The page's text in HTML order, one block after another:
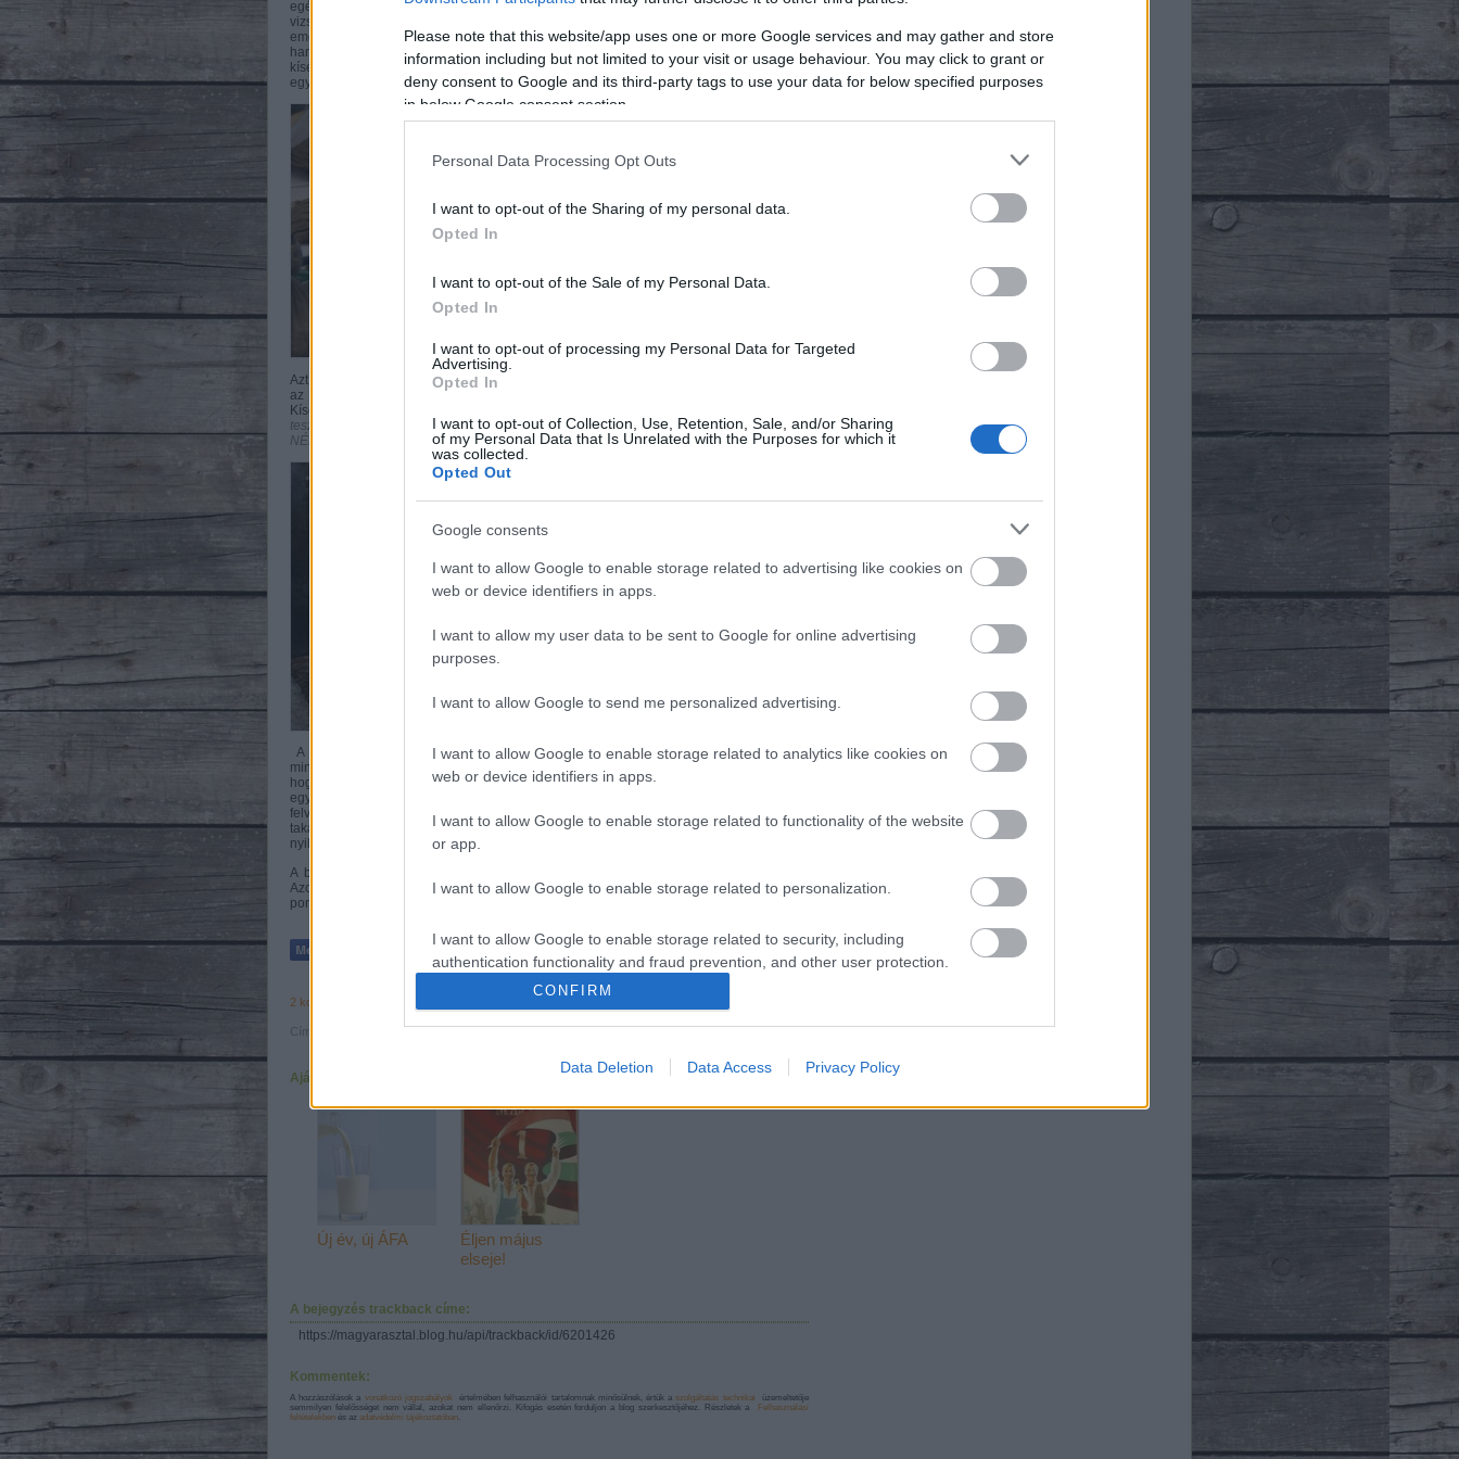
Please note that this website/app uses one or more Google services and may gather and store
information including but not limited to your visit or usage behaviour. You may click to grant or
deny consent to Google and its third-party tags to use your data for below specified purposes
in below Google consent section.
Personal Data Processing Opt Outs
I want to opt-out of the Sharing of my personal data.
Opted In
I want to opt-out of the Sale of my Personal Data.
Opted In
I want to opt-out of processing my Personal Data for Targeted
Advertising.
Opted In
I want to opt-out of Collection, Use, Retention, Sale, and/or Sharing
of my Personal Data that Is Unrelated with the Purposes for which it
was collected.
Opted Out
Google consents
I want to allow Google to enable storage related to advertising like cookies on
web or device identifiers in apps.
I want to allow my user data to be sent to Google for online advertising
purposes.
I want to allow Google to send me personalized advertising.
I want to allow Google to enable storage related to analytics like cookies on
web or device identifiers in apps.
I want to allow Google to enable storage related to functionality of the website
or app.
I want to allow Google to enable storage related to personalization.
I want to allow Google to enable storage related to security, including
authentication functionality and fraud prevention, and other user protection.
CONFIRM
Data Deletion Data Access Privacy Policy
egészsége is megóvható. Éppen ezért volt szükség a bendőfisztulázásra, amely során
vizsgálhatóvá vált a behelyezett takarmány bontása. (A bendő esetén nem beszélhetünk
emésztésről, mivel itt nem az állat saját enzimjei végzik a tápanyagok degradációját,
hanem az ott élő mikroorganizmusok.) Ezt, a teafilterhez hasonló szerkezettel végzett
kísérletet hívja a tudományos szaknyelvin saccomódszernek. Egy ilyen kísérlet során
egyszerre több "zacskót" lógatnak be a bendőfolyadékba, hiszen egy mérés nem mérés.
Azt is érdemes tudni, hogy fisztulázásra csak akkor kerülhet sor, ha arra engedélyt ad ki
az ebben illetékes hivatal. Efféle kísérleteket egyébként hazánkban a Herceghalmi
Kísérleti Gazdaságban végeznek, a fenti képeket is ott készítettem.
teszem rá a fotókra, mert találkoztam már saját, a blogomról letöltött fényképemmel a
NÉBiH egy prezentációjában.)
A kísérlet szempontjából etalon termelési szintű állatokra van szükség, mivel nem
mindegy, hogy az adott jószág milyen korú, illetve tejelő állatoknál fontos még az is,
hogy laktációjuknak mely szakaszában vannak, hiszen a bendőtartalom is különböző az
egyes periódusokban. Ha például egy olyan készítményt kívánnak tesztelni, amely a
felvett takarmány emészthetőségét kívánja növelni, mivel az ellés utáni alacsony
takarmányfelvétellel kialakuló energiahiány kockázatát akarják csökkenteni, akkor
nyilván olyan állatot kell fisztulázni, amely nem régen hozta világra utódját.
A bendőfisztulázást tehát nem nevezném bizarrnak, állatkínzásnak pedig főleg nem.
Azoknak bizonyára furán hat egy "ablak" az állat oldalán, akik nem tudják, hogy
pontosan milyen célt is szolgál az.
Tetszik
2 komment
Címkék: acidózis bendő fisztula lebontás
Ajánlott bejegyzések:
Új év, új ÁFA
Éljen május
elseje!
A bejegyzés trackback címe:
https://magyarasztal.blog.hu/api/trackback/id/6201426
Kommentek:
A hozzászólások a vonatkozó jogszabályokértelmében felhasználói tartalomnak minősülnek, értük aszolgáltatás technikai üzemeltetője
semmilyen felelősséget nem vállal, azokat nem ellenőrzi. Kifogás esetén forduljon a blog szerkesztőjéhez. Részletek a
Felhasználási
feltételekben és az adatvédelmi tájékoztatóban